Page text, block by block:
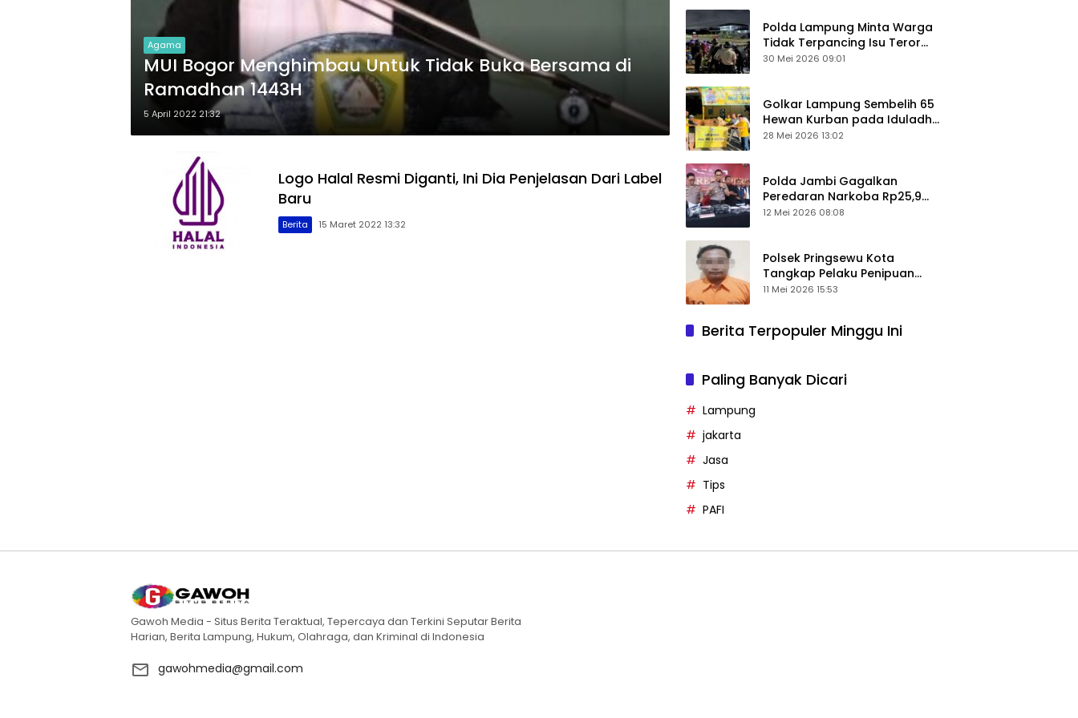
Agama
MUI Bogor Menghimbau Untuk Tidak Buka Bersama di
Ramadhan 1443H
5 April 2022 21:32
Logo Halal Resmi Diganti, Ini Dia Penjelasan Dari Label
Baru
Berita 15 Maret 2022 13:32
Polda Lampung Minta Warga
Tidak Terpancing Isu Teror
Pocong Palsu, Patroli
30 Mei 2026 09:01
Golkar Lampung Sembelih 65
Hewan Kurban pada Iduladha
1447 Hijriah
28 Mei 2026 13:02
Polda Jambi Gagalkan
Peredaran Narkoba Rp25,9
Miliar, Empat Tersangka
12 Mei 2026 08:08
Polsek Pringsewu Kota
Tangkap Pelaku Penipuan
Mobil, Sempat Kabur ke Jambi
11 Mei 2026 15:53
Berita Terpopuler Minggu Ini
Paling Banyak Dicari
Lampung
jakarta
Jasa
Tips
PAFI
Gawoh Media - Situs Berita Teraktual, Tepercaya dan Terkini Seputar Berita
Harian, Berita Lampung, Hukum, Olahraga, dan Kriminal di Indonesia
gawohmedia@gmail.com